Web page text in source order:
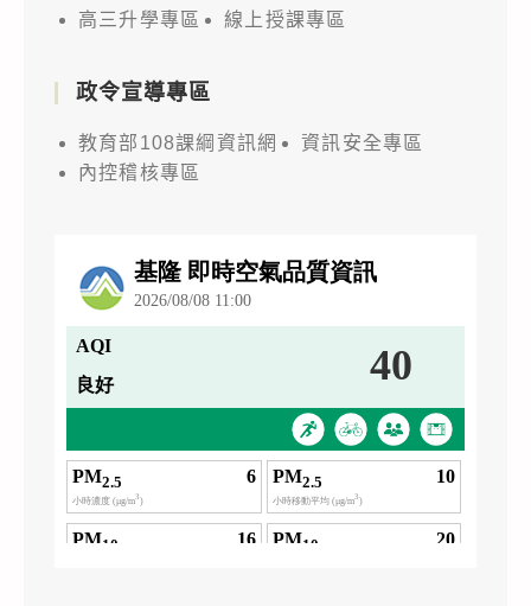
高三升學專區 線上授課專區
政令宣導專區
教育部108課綱資訊網
資訊安全專區
內控稽核專區